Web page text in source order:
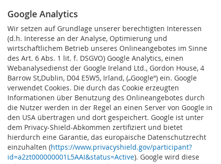
Google Analytics
Wir setzen auf Grundlage unserer berechtigten Interessen
(d.h. Interesse an der Analyse, Optimierung und
wirtschaftlichem Betrieb unseres Onlineangebotes im Sinne
des Art. 6 Abs. 1 lit. f. DSGVO) Google Analytics, einen
Webanalysedienst der Google Ireland Ltd., Gordon House, 4
Barrow St,Dublin, D04 E5W5, Irland, („Google“) ein. Google
verwendet Cookies. Die durch das Cookie erzeugten
Informationen über Benutzung des Onlineangebotes durch
die Nutzer werden in der Regel an einen Server von Google in
den USA übertragen und dort gespeichert. Google ist unter
dem Privacy-Shield-Abkommen zertifiziert und bietet
hierdurch eine Garantie, das europäische Datenschutzrecht
einzuhalten (https://www.privacyshield.gov/participant?
id=a2zt000000001L5AAI&status=Active). Google wird diese